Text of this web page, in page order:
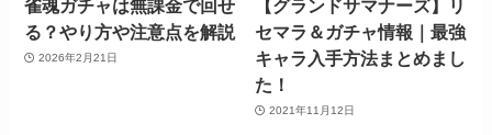
雀魂ガチャは無課金で回せ
る？やり方や注意点を解説
2026年2月21日
【グランドサマナーズ】リ
セマラ＆ガチャ情報｜最強
キャラ入手方法まとめまし
た！
2021年11月12日